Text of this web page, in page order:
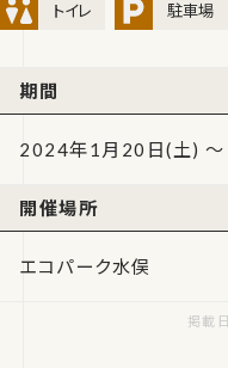
トイレ 駐車場
期間
2024年1月20日(土)
開催場所
エコパーク水俣
掲載